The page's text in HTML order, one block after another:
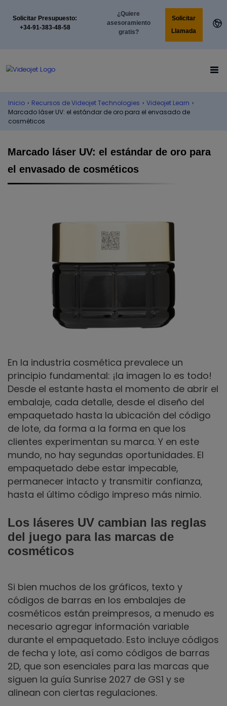
Solicitar Presupuesto:
+34-91-383-48-58
¿Quiere
asesoramiento
gratis?
Solicitar
Llamada
Inicio › Recursos de Videojet Technologies › Videojet Learn ›
Marcado láser UV: el estándar de oro para el envasado de
cosméticos
Marcado láser UV: el estándar de oro para
el envasado de cosméticos
En la industria cosmética prevalece un
principio fundamental: ¡la imagen lo es todo!
Desde el estante hasta el momento de abrir el
embalaje, cada detalle, desde el diseño del
empaquetado hasta la ubicación del código
de lote, da forma a la forma en que los
clientes experimentan su marca. Y en este
mundo, no hay segundas oportunidades. El
empaquetado debe estar impecable,
permanecer intacto y transmitir confianza,
hasta el último código impreso más nimio.
Los láseres UV cambian las reglas
del juego para las marcas de
cosméticos
Si bien muchos de los gráficos, texto y
códigos de barras en los embalajes de
cosméticos están preimpresos, a menudo es
necesario agregar información variable
durante el empaquetado. Esto incluye códigos
de fecha y lote, así como códigos de barras
2D, que son esenciales para las marcas que
siguen la guía Sunrise 2027 de GS1 y se
alinean con ciertas regulaciones.